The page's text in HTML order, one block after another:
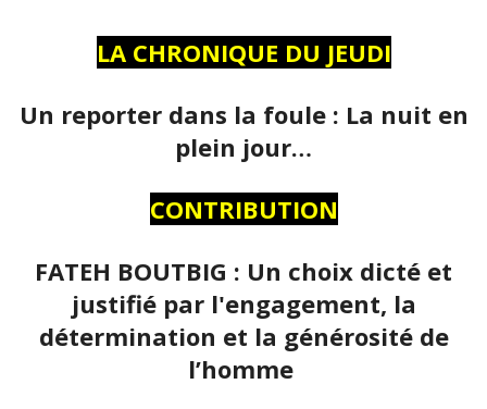
LA CHRONIQUE DU JEUDI
Un reporter dans la foule : La nuit en
plein jour…
CONTRIBUTION
FATEH BOUTBIG : Un choix dicté et
justifié par l'engagement, la
détermination et la générosité de
l’homme